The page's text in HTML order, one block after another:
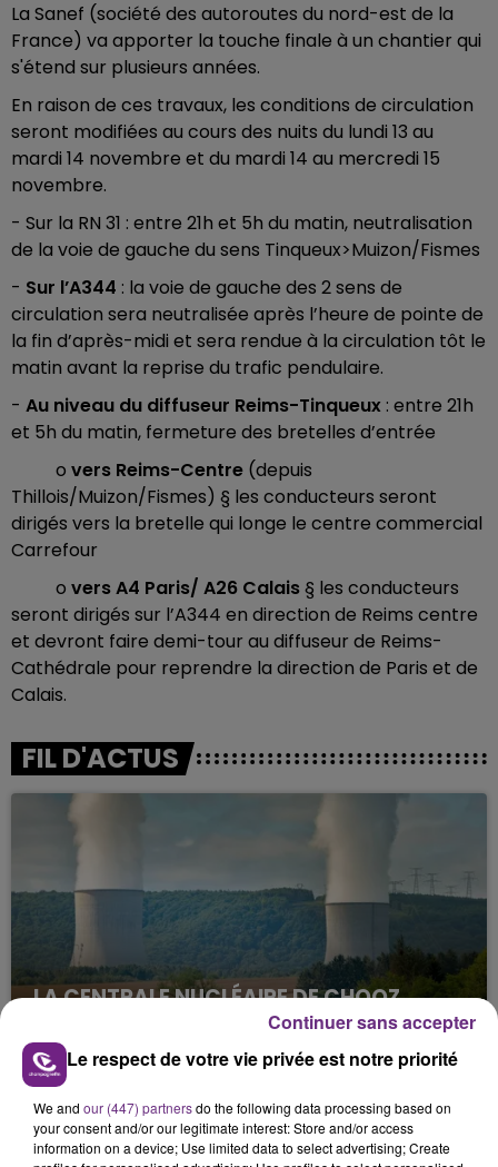
La Sanef (société des autoroutes du nord-est de la
France) va apporter la touche finale à un chantier qui
s'étend sur plusieurs années.
En raison de ces travaux, les conditions de circulation
seront modifiées au cours des nuits du lundi 13 au
mardi 14 novembre et du mardi 14 au mercredi 15
novembre.
- Sur la RN 31 : entre 21h et 5h du matin, neutralisation
de la voie de gauche du sens Tinqueux>Muizon/Fismes
- Sur l’A344 : la voie de gauche des 2 sens de
circulation sera neutralisée après l’heure de pointe de
la fin d’après-midi et sera rendue à la circulation tôt le
matin avant la reprise du trafic pendulaire.
- Au niveau du diffuseur Reims-Tinqueux : entre 21h
et 5h du matin, fermeture des bretelles d’entrée
o vers Reims-Centre (depuis
Thillois/Muizon/Fismes) § les conducteurs seront
dirigés vers la bretelle qui longe le centre commercial
Carrefour
o vers A4 Paris/ A26 Calais§ les conducteurs
seront dirigés sur l’A344 en direction de Reims centre
et devront faire demi-tour au diffuseur de Reims-
Cathédrale pour reprendre la direction de Paris et de
Calais.
FIL D'ACTUS
LA CENTRALE NUCLÉAIRE DE CHOOZ
Cela fait déjà une semaine que la centrale
nucléaire ardennaise est à l'arrêt. Une situation
justifiée par la sécheresse intense qui est toujours
présente.
Le respect de votre vie privée est notre priorité
We and our (447) partnersdo the following data processing based on
your consent and/or our legitimate interest: Store and/or access
information on a device; Use limited data to select advertising; Create
Continuer sans accepter